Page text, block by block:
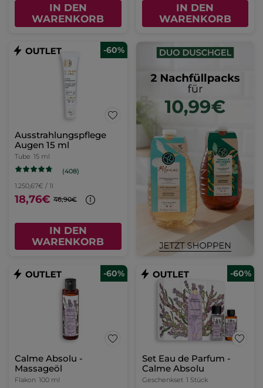
IN DEN
WARENKORB
IN DEN
WARENKORB
-60%
Ausstrahlungspflege
Augen 15 ml
Tube 15 ml
(408)
1.250,67€ / 1l
18,76€ 46,90€
IN DEN
WARENKORB
-60%
Calme Absolu -
Massageöl
Flakon 100 ml
-60%
Set Eau de Parfum -
Calme Absolu
Geschenkset 1 Stück